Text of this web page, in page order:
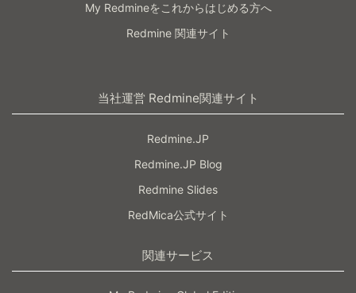
My Redmineをこれからはじめる方へ
Redmine 関連サイト
当社運営 Redmine関連サイト
Redmine.JP
Redmine.JP Blog
Redmine Slides
RedMica公式サイト
関連サービス